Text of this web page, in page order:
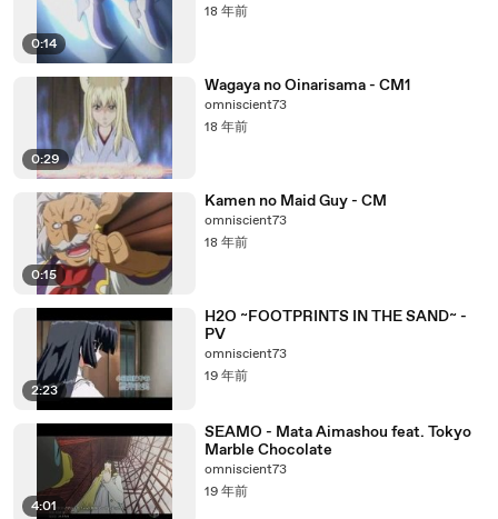
0:14
18 年前
0:29
Wagaya no Oinarisama - CM1
omniscient73
18 年前
0:15
Kamen no Maid Guy - CM
omniscient73
18 年前
2:23
H2O ~FOOTPRINTS IN THE SAND~ -
PV
omniscient73
19 年前
4:01
SEAMO - Mata Aimashou feat. Tokyo
Marble Chocolate
omniscient73
19 年前